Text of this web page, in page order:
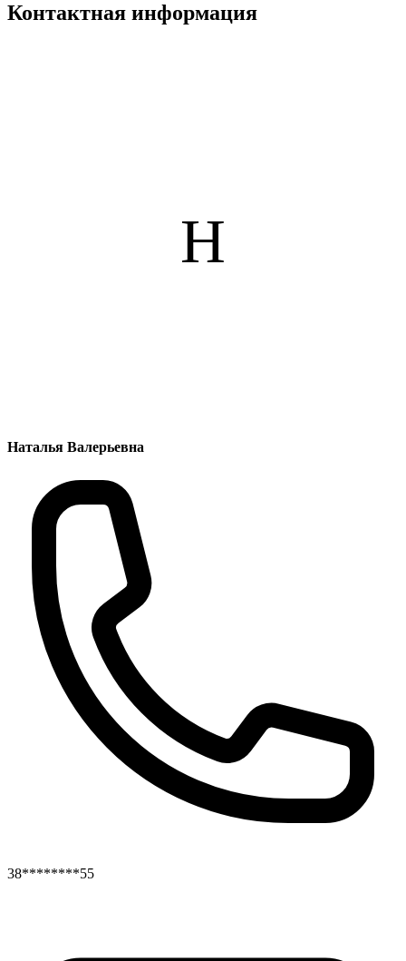
Контактная информация
Н
Наталья Валерьевна
38********55